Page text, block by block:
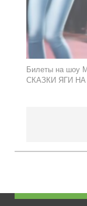
Билеты на шоу
СКАЗКИ ЯГИ